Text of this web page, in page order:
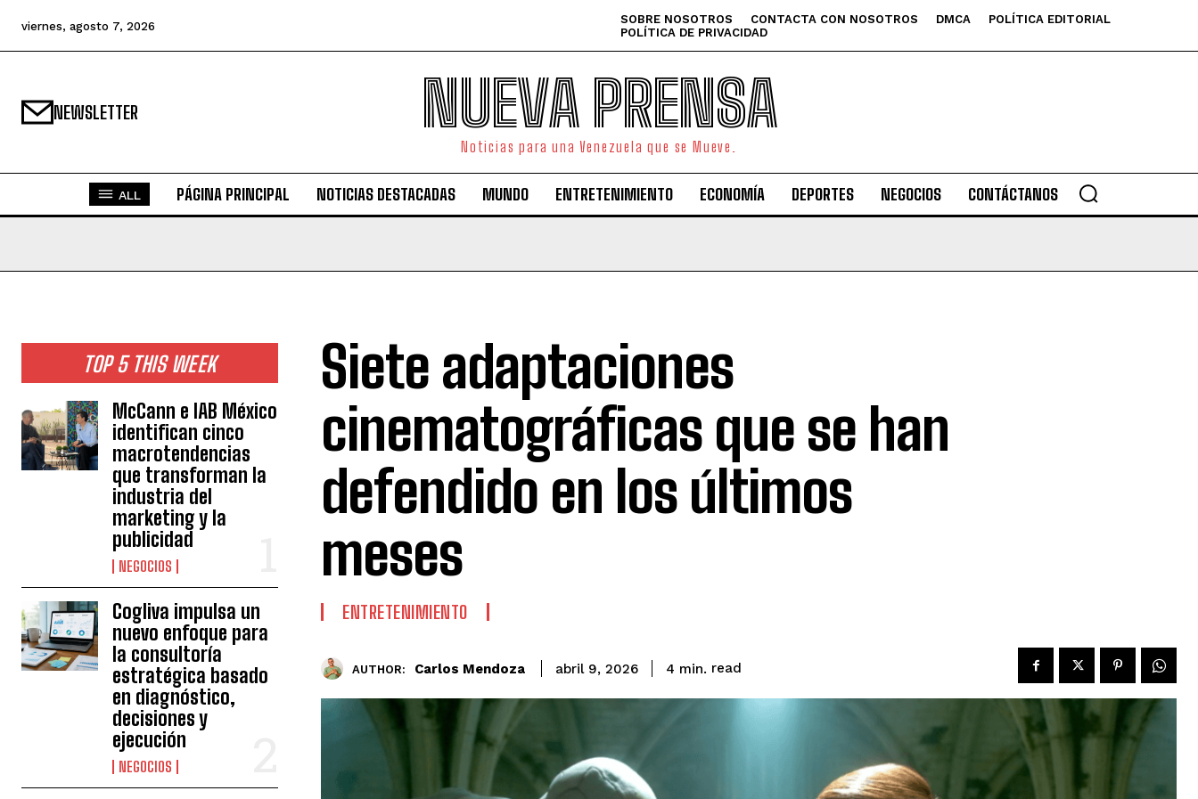
viernes, agosto 7, 2026 SOBRE NOSOTROS CONTACTA CON NOSOTROS DMCA
POLÍTICA EDITORIAL
POLÍTICA DE PRIVACIDAD
NEWSLETTER NUEVA PRENSA
Noticias para una Venezuela que se Mueve.
ALL PÁGINA PRINCIPAL NOTICIAS DESTACADAS MUNDO ENTRETENIMIENTO ECONOMÍA DEPORTES NEGOCIOS CONTÁCTANOS
TOP 5 THIS WEEK
McCann e IAB México
identifican cinco
macrotendencias
que transforman la
industria del
marketing y la
publicidad
NEGOCIOS
Cogliva impulsa un
nuevo enfoque para
la consultoría
estratégica basado
en diagnóstico,
decisiones y
ejecución
NEGOCIOS
Siete adaptaciones
cinematográficas que se han
defendido en los últimos
meses
ENTRETENIMIENTO
AUTHOR: Carlos Mendoza abril 9, 2026 4 min. read